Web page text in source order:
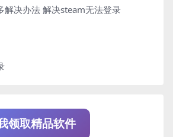
解决办法 解决steam无法登录
领取精品软件